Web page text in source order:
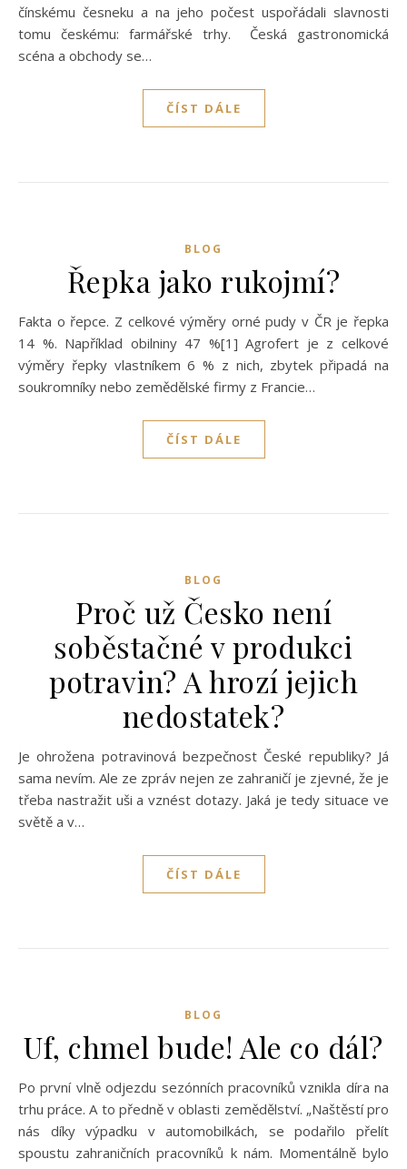
čínskému česneku a na jeho počest uspořádali slavnosti
tomu českému: farmářské trhy. Česká gastronomická
scéna a obchody se…
ČÍST DÁLE
BLOG
Řepka jako rukojmí?
Fakta o řepce. Z celkové výměry orné pudy v ČR je řepka
14 %. Například obilniny 47 %[1] Agrofert je z celkové
výměry řepky vlastníkem 6 % z nich, zbytek připadá na
soukromníky nebo zemědělské firmy z Francie…
ČÍST DÁLE
BLOG
Proč už Česko není
soběstačné v produkci
potravin? A hrozí jejich
nedostatek?
Je ohrožena potravinová bezpečnost České republiky? Já
sama nevím. Ale ze zpráv nejen ze zahraničí je zjevné, že je
třeba nastražit uši a vznést dotazy. Jaká je tedy situace ve
světě a v…
ČÍST DÁLE
BLOG
Uf, chmel bude! Ale co dál?
Po první vlně odjezdu sezónních pracovníků vznikla díra na
trhu práce. A to předně v oblasti zemědělství. „Naštěstí pro
nás díky výpadku v automobilkách, se podařilo přelít
spoustu zahraničních pracovníků k nám. Momentálně bylo